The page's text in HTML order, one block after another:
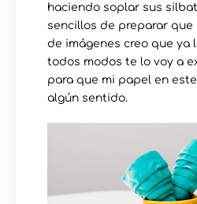
haciendo soplar sus
sencillos de preparar que
de imágenes creo que ya
todos modos te lo voy a
para que mi papel en
algún sentido.